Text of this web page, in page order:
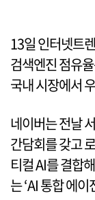
13일 인터넷트
검색엔진 점유
국내 시장에서
네이버는 전날
간담회를 갖고
티컬 AI를 결합
는 ‘AI 통합 에